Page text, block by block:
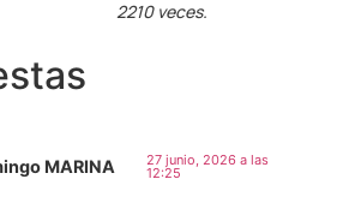
2210 veces.
MARINA
27 junio, 2026 a las
12:25